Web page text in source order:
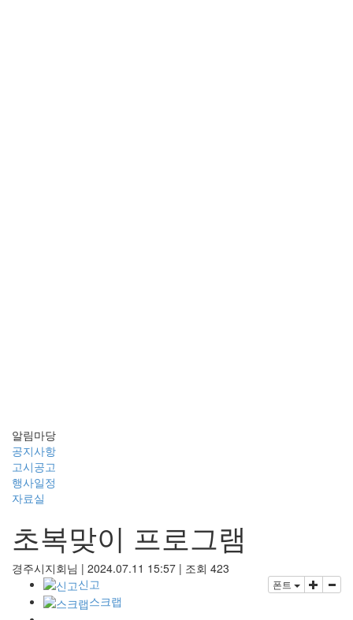
알림마당
공지사항
고시공고
행사일정
자료실
초복맞이 프로그램
경주시지회님 | 2024.07.11 15:57 | 조회 423
폰트
신고
스크랩